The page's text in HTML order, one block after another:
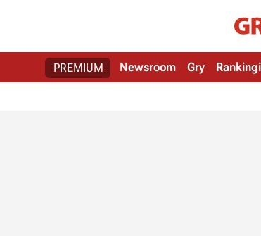
PREMIUM Newsroom Gry Rankingi